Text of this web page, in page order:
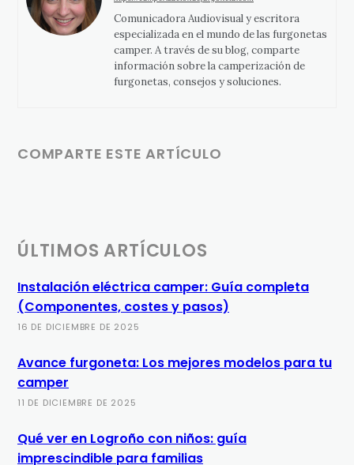
Comunicadora Audiovisual y escritora
especializada en el mundo de las furgonetas
camper. A través de su blog, comparte
información sobre la camperización de
furgonetas, consejos y soluciones.
COMPARTE ESTE ARTÍCULO
ÚLTIMOS ARTÍCULOS
Instalación eléctrica camper: Guía completa
(Componentes, costes y pasos)
16 DE DICIEMBRE DE 2025
Avance furgoneta: Los mejores modelos para tu
camper
11 DE DICIEMBRE DE 2025
Qué ver en Logroño con niños: guía
imprescindible para familias